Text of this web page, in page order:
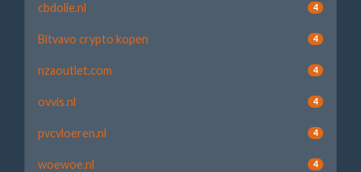
cbdolie.nl 4
Bitvavo crypto kopen 4
nzaoutlet.com 4
ovvis.nl 4
pvcvloeren.nl 4
woewoe.nl 4